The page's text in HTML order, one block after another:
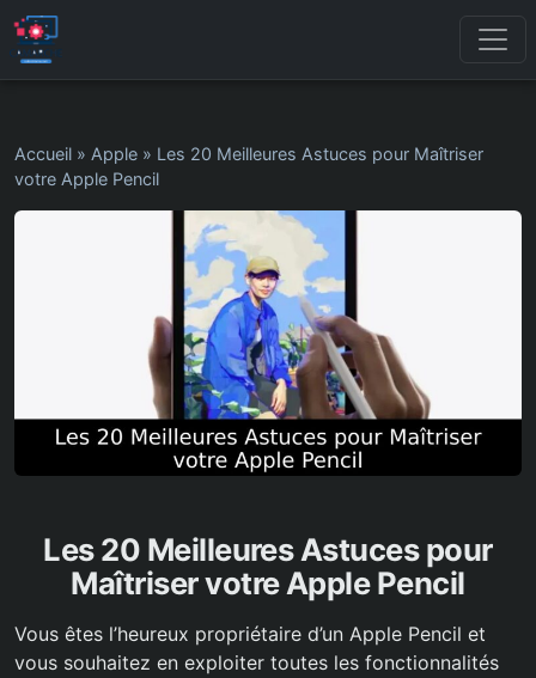
Accueil » Apple » Les 20 Meilleures Astuces pour Maîtriser
votre Apple Pencil
Les 20 Meilleures Astuces pour
Maîtriser votre Apple Pencil
Vous êtes l’heureux propriétaire d’un Apple Pencil et
vous souhaitez en exploiter toutes les fonctionnalités